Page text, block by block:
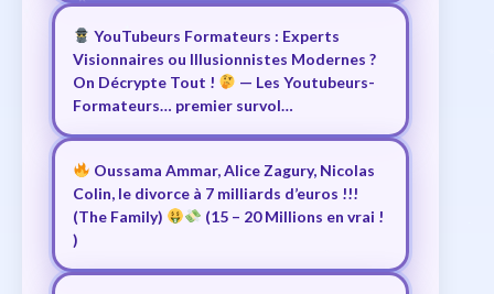
YouTubeurs Formateurs : Experts
Visionnaires ou Illusionnistes Modernes ?
On Décrypte Tout !
— Les Youtubeurs-
Formateurs… premier survol…
Oussama Ammar, Alice Zagury, Nicolas
Colin, le divorce à 7 milliards d’euros !!!
(The Family)
(15 – 20 Millions en vrai !
)